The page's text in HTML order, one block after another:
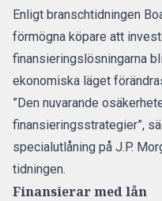
Enligt branschtidningen
förmögna köpare att
finansieringslösningarna
ekonomiska läget
”Den nuvarande
finansieringsstrategier”,
specialutlåning på J.P.
tidningen.
Finansierar med lån